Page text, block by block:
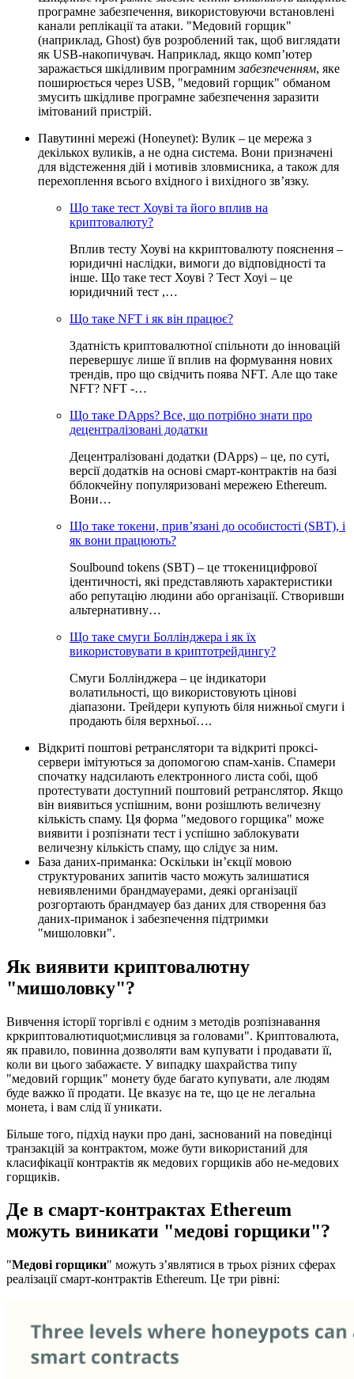
програмне забезпечення, використовуючи встановлені
канали реплікації та атаки. "Медовий горщик"
(наприклад, Ghost) був розроблений так, щоб виглядати
як USB-накопичувач. Наприклад, якщо комп’ютер
заражається шкідливим програмнимзабезпеченням, яке
поширюється через USB, "медовий горщик" обманом
змусить шкідливе програмне забезпечення заразити
імітований пристрій.
Павутинні мережі (Honeynet): Вулик – це мережа з
декількох вуликів, а не одна система. Вони призначені
для відстеження дій і мотивів зловмисника, а також для
перехоплення всього вхідного і вихідного зв’язку.
Що таке тест Хоуві та його вплив на
криптовалюту?
Вплив тесту Хоуві на ккриптовалюту пояснення –
юридичні наслідки, вимоги до відповідності та
інше. Що таке тест Хоуві ? Тест Хоуі – це
юридичний тест ,…
Що таке NFT і як він працює?
Здатність криптовалютної спільноти до інновацій
перевершує лише її вплив на формування нових
трендів, про що свідчить поява NFT. Але що таке
NFT? NFT -…
Що таке DApps? Все, що потрібно знати про
децентралізовані додатки
Децентралізовані додатки (DApps) – це, по суті,
версії додатків на основі смарт-контрактів на базі
бблокчейну популяризовані мережею Ethereum.
Вони…
Що таке токени, прив’язані до особистості (SBT), і
як вони працюють?
Soulbound tokens (SBT) – це ттокеницифрової
ідентичності, які представляють характеристики
або репутацію людини або організації. Створивши
альтернативну…
Що таке смуги Боллінджера і як їх
використовувати в криптотрейдингу?
Смуги Боллінджера – це індикатори
волатильності, що використовують цінові
діапазони. Трейдери купують біля нижньої смуги і
продають біля верхньої….
Відкриті поштові ретранслятори та відкриті проксі-
сервери імітуються за допомогою спам-ханів. Спамери
спочатку надсилають електронного листа собі, щоб
протестувати доступний поштовий ретранслятор. Якщо
він виявиться успішним, вони розішлють величезну
кількість спаму. Ця форма "медового горщика" може
виявити і розпізнати тест і успішно заблокувати
величезну кількість спаму, що слідує за ним.
База даних-приманка: Оскільки ін’єкції мовою
структурованих запитів часто можуть залишатися
невиявленими брандмауерами, деякі організації
розгортають брандмауер баз даних для створення баз
даних-приманок і забезпечення підтримки
"мишоловки".
Як виявити криптовалютну
"мишоловку"?
Вивчення історії торгівлі є одним з методів розпізнавання
кркриптовалютиquot;мисливця за головами". Криптовалюта,
як правило, повинна дозволяти вам купувати і продавати її,
коли ви цього забажаєте. У випадку шахрайства типу
"медовий горщик" монету буде багато купувати, але людям
буде важко її продати. Це вказує на те, що це не легальна
монета, і вам слід її уникати.
Більше того, підхід науки про дані, заснований на поведінці
транзакцій за контрактом, може бути використаний для
класифікації контрактів як медових горщиків або не-медових
горщиків.
Де в смарт-контрактах Ethereum
можуть виникати "медові горщики"?
"Медові горщики" можуть з’являтися в трьох різних сферах
реалізації смарт-контрактів Ethereum. Це три рівні: